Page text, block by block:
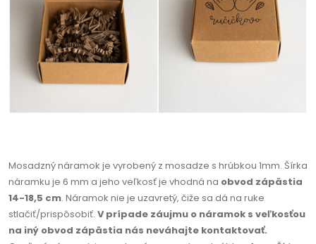
Mosadzný náramok je vyrobený z mosadze s hrúbkou 1mm. Šírka
náramku je 6 mm a jeho veľkosť je vhodná na obvod zápästia
14-18,5 cm. Náramok nie je uzavretý, čiže sa dá na ruke
stlačiť/prispôsobiť. V prípade záujmu o náramok s veľkosťou
na iný obvod zápästia nás neváhajte kontaktovať.